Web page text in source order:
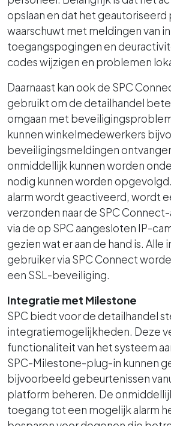
opslaan en dat het geautoriseerd
waarschuwt met meldingen van
toegangspogingen en
codes wijzigen en problemen
Daarnaast kan ook de SPC
gebruikt om de detailhandel
omgaan met
kunnen winkelmedewerkers
beveiligingsmeldingen
onmiddellijk kunnen worden
nodig kunnen worden
alarm wordt geactiveerd, wordt
verzonden naar de SPC
via de op SPC aangesloten IP-
gezien wat er aan de hand is. Alle
gebruiker via SPC Connect
een SSL-beveiliging.
Integratie met Milestone
SPC biedt voor de detailhandel
integratiemogelijkheden. Deze
functionaliteit van het systeem
SPC-Milestone-plug-in kunnen
bijvoorbeeld gebeurtenissen
platform beheren. De
toegang tot een mogelijk alarm